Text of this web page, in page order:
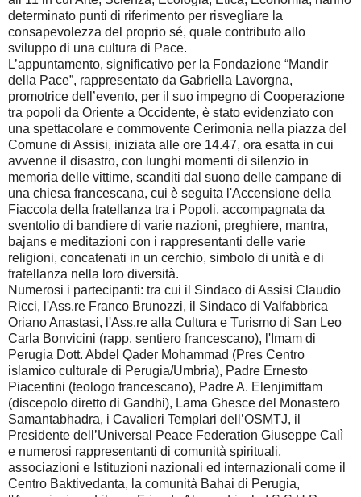
determinato punti di riferimento per risvegliare la
consapevolezza del proprio sé, quale contributo allo
sviluppo di una cultura di Pace.
L’appuntamento, significativo per la Fondazione “Mandir
della Pace”, rappresentato da Gabriella Lavorgna,
promotrice dell’evento, per il suo impegno di Cooperazione
tra popoli da Oriente a Occidente, è stato evidenziato con
una spettacolare e commovente Cerimonia nella piazza del
Comune di Assisi, iniziata alle ore 14.47, ora esatta in cui
avvenne il disastro, con lunghi momenti di silenzio in
memoria delle vittime, scanditi dal suono delle campane di
una chiesa francescana, cui è seguita l'Accensione della
Fiaccola della fratellanza tra i Popoli, accompagnata da
sventolio di bandiere di varie nazioni, preghiere, mantra,
bajans e meditazioni con i rappresentanti delle varie
religioni, concatenati in un cerchio, simbolo di unità e di
fratellanza nella loro diversità.
Numerosi i partecipanti: tra cui il Sindaco di Assisi Claudio
Ricci, l'Ass.re Franco Brunozzi, il Sindaco di Valfabbrica
Oriano Anastasi, l'Ass.re alla Cultura e Turismo di San Leo
Carla Bonvicini (rapp. sentiero francescano), l'Imam di
Perugia Dott. Abdel Qader Mohammad (Pres Centro
islamico culturale di Perugia/Umbria), Padre Ernesto
Piacentini (teologo francescano), Padre A. Elenjimittam
(discepolo diretto di Gandhi), Lama Ghesce del Monastero
Samantabhadra, i Cavalieri Templari dell’OSMTJ, il
Presidente dell’Universal Peace Federation Giuseppe Calì
e numerosi rappresentanti di comunità spirituali,
associazioni e Istituzioni nazionali ed internazionali come il
Centro Baktivedanta, la comunità Bahai di Perugia,